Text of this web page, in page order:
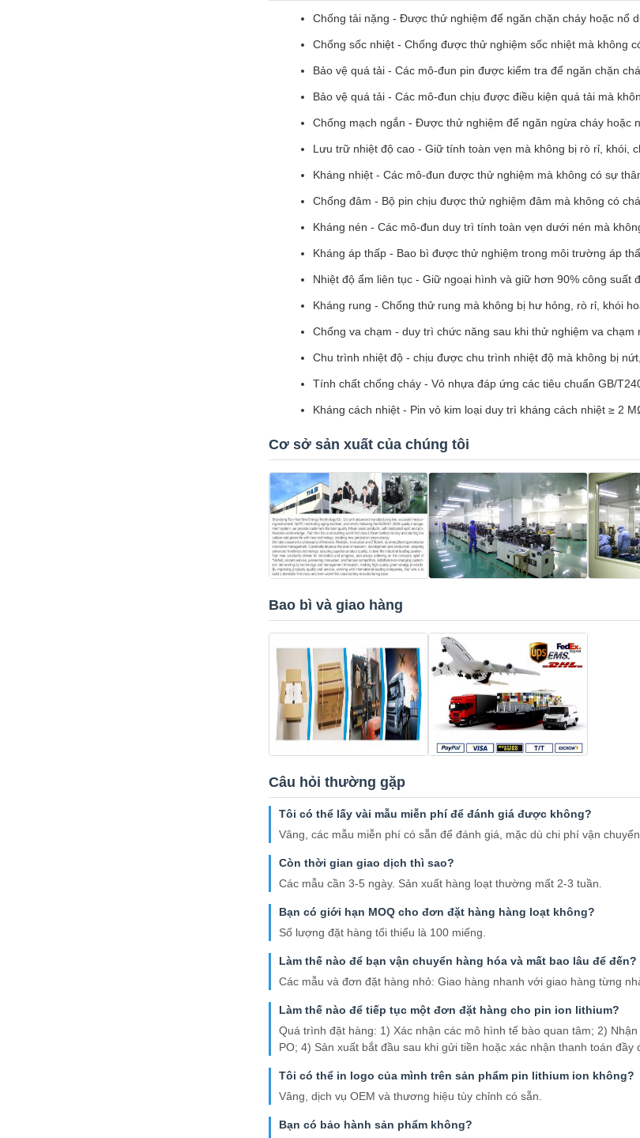
Chống tải nặng - Được thử nghiệm để ngăn chặn cháy hoặc nổ
Chống sốc nhiệt - Chống được thử nghiệm sốc nhiệt mà không
Bảo vệ quá tải - Các mô-đun pin được kiểm tra để ngăn chặn
Bảo vệ quá tải - Các mô-đun chịu được điều kiện quá tải mà
Chống mạch ngắn - Được thử nghiệm để ngăn ngừa cháy hoặc
Lưu trữ nhiệt độ cao - Giữ tính toàn vẹn mà không bị rò rỉ, khói,
Kháng nhiệt - Các mô-đun được thử nghiệm mà không có sự
Chống đâm - Bộ pin chịu được thử nghiệm đâm mà không có
Kháng nén - Các mô-đun duy trì tính toàn vẹn dưới nén mà
Kháng áp thấp - Bao bì được thử nghiệm trong môi trường áp
Nhiệt độ ẩm liên tục - Giữ ngoại hình và giữ hơn 90% công suất
Kháng rung - Chống thử rung mà không bị hư hỏng, rò rỉ, khói
Chống va chạm - duy trì chức năng sau khi thử nghiệm va chạm
Chu trình nhiệt độ - chịu được chu trình nhiệt độ mà không bị
Tính chất chống cháy - Vỏ nhựa đáp ứng các tiêu chuẩn GB/
Kháng cách nhiệt - Pin vỏ kim loại duy trì kháng cách nhiệt ≥ 2
Cơ sở sản xuất của chúng tôi
Bao bì và giao hàng
Câu hỏi thường gặp
Tôi có thể lấy vài mẫu miễn phí để đánh giá được không?
Vâng, các mẫu miễn phí có sẵn để đánh giá, mặc dù chi phí vận
Còn thời gian giao dịch thì sao?
Các mẫu cần 3-5 ngày. Sản xuất hàng loạt thường mất 2-3 tuần.
Bạn có giới hạn MOQ cho đơn đặt hàng hàng loạt không?
Số lượng đặt hàng tối thiểu là 100 miếng.
Làm thế nào để bạn vận chuyển hàng hóa và mất bao lâu để đến?
Các mẫu và đơn đặt hàng nhỏ: Giao hàng nhanh với giao hàng từng
Làm thế nào để tiếp tục một đơn đặt hàng cho pin ion lithium?
Quá trình đặt hàng: 1) Xác nhận các mô hình tế bào quan tâm; 2)
PO; 4) Sản xuất bắt đầu sau khi gửi tiền hoặc xác nhận thanh toán đầy
Tôi có thể in logo của mình trên sản phẩm pin lithium ion không?
Vâng, dịch vụ OEM và thương hiệu tùy chỉnh có sẵn.
Bạn có bảo hành sản phẩm không?